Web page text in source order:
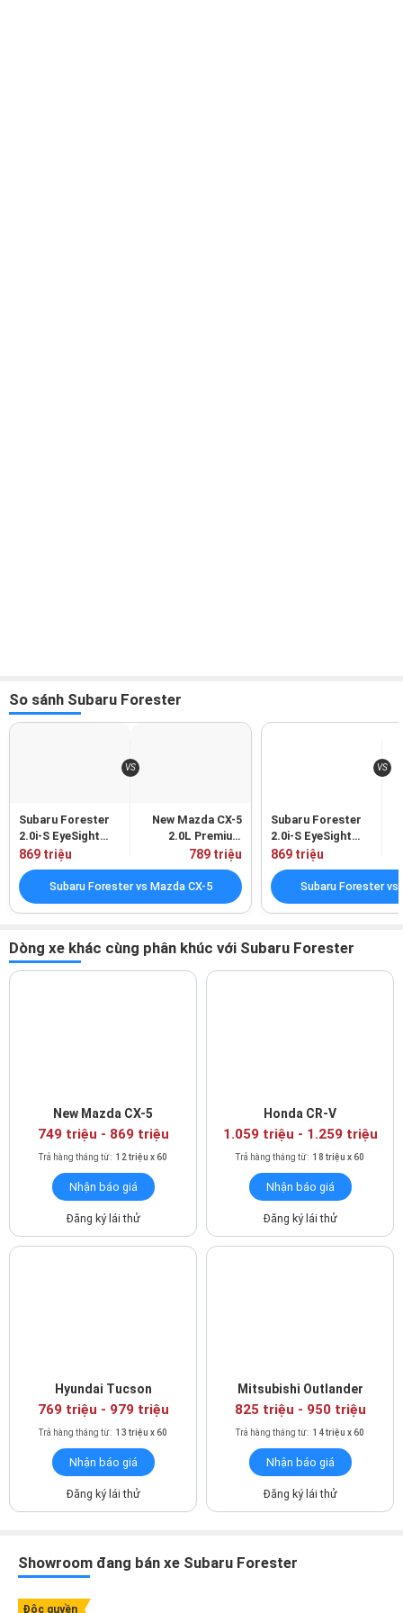
Thiết kế mặt taplo hình vòng cung
Subaru Forester được trang bị vô lăng 3 chấu bọc da có thiết kế
hài hòa giữa yếu tố hiện đại và thể thao, tích hợp 17 nút chức
có thiết kế đơn giản với dạng analog truyền thống kết hợp một
màn hình LCD đặt giữa.
Vô lăng bọc da tích hợp các phím bấm tiện nghi
có khả năng kết nối thông minh tích hợp dẫn đường, cho phép
kết nối Apple CarPlay/ Android Auto cùng nhiều ứng dụng giải trí
So sánh Subaru Forester
Subaru Forester
2.0i-S EyeSight
(Máy xăng)
869 triệu
New Mazda CX-5
2.0L Premium
(Máy xăng)
789 triệu
Subaru Forester vs Mazda CX-5
Subaru Forester
2.0i-S EyeSight
(Máy xăng)
869 triệu
Subaru Forester vs
Dòng xe khác cùng phân khúc với Subaru Forester
New Mazda CX-5
749 triệu - 869 triệu
Trả hàng tháng từ: 12 triệu x 60
Nhận báo giá
Đăng ký lái thử
Honda CR-V
1.059 triệu - 1.259 triệu
Trả hàng tháng từ: 18 triệu x 60
Nhận báo giá
Đăng ký lái thử
Hyundai Tucson
769 triệu - 979 triệu
Trả hàng tháng từ: 13 triệu x 60
Nhận báo giá
Đăng ký lái thử
Mitsubishi Outlander
825 triệu - 950 triệu
Trả hàng tháng từ: 14 triệu x 60
Nhận báo giá
Đăng ký lái thử
Showroom đang bán xe Subaru Forester
Độc quyền